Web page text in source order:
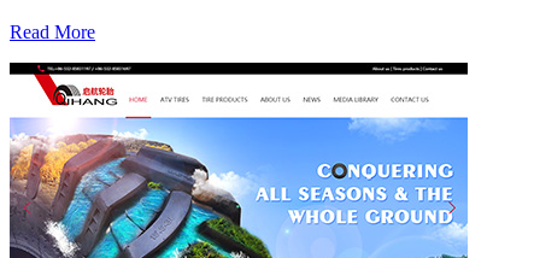
Read More